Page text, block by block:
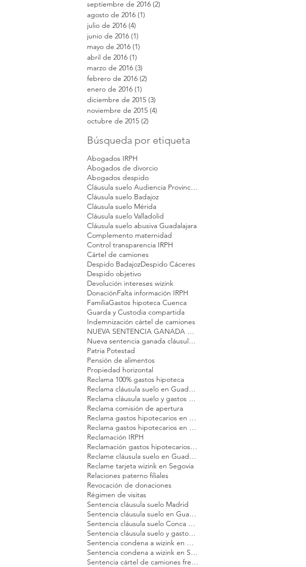
septiembre de 2016 (2)
agosto de 2016 (1)
julio de 2016 (4)
junio de 2016 (1)
mayo de 2016 (1)
abril de 2016 (1)
marzo de 2016 (3)
febrero de 2016 (2)
enero de 2016 (1)
diciembre de 2015 (3)
noviembre de 2015 (4)
octubre de 2015 (2)
Búsqueda por etiqueta
Abogados IRPH
Abogados de divorcio
Abogados despido
Cláusula suelo Audiencia Provincial Badajoz
Cláusula suelo Badajoz
Cláusula suelo Mérida
Cláusula suelo Valladolid
Cláusula suelo abusiva Guadalajara
Complemento maternidad
Control transparencia IRPH
Cártel de camiones
Despido BadajozDespido Cáceres
Despido objetivo
Devolución intereses wizink
DonaciónFalta información IRPH
FamiliaGastos hipoteca Cuenca
Guarda y Custodia compartida
Indemnización cártel de camiones
NUEVA SENTENCIA GANADA CLAUSULA SUELO VALLADOLID
Nueva sentencia ganada cláusula suelo madrid
Patria Potestad
Pensión de alimentos
Propiedad horizontal
Reclama 100% gastos hipoteca
Reclama cláusula suelo en Guadalajara
Reclama cláusula suelo y gastos en Cuenca
Reclama comisión de apertura
Reclama gastos hipotecarios en Cuenca
Reclama gastos hipotecarios en Guadalajara
Reclamación IRPH
Reclamación gastos hipotecarios Cuenca
Reclame cláusula suelo en Guadalajara
Reclame tarjeta wizink en Segovia
Relaciones paterno filiales
Revocación de donaciones
Régimen de visitas
Sentencia cláusula suelo Madrid
Sentencia cláusula suelo en Guadalajara
Sentencia cláusula suelo Conca Abogados Madrid
Sentencia cláusula suelo y gastos en Cuenca
Sentencia condena a wizink en Madrid
Sentencia condena a wizink en Segovia
Sentencia cártel de camiones frente a MAN